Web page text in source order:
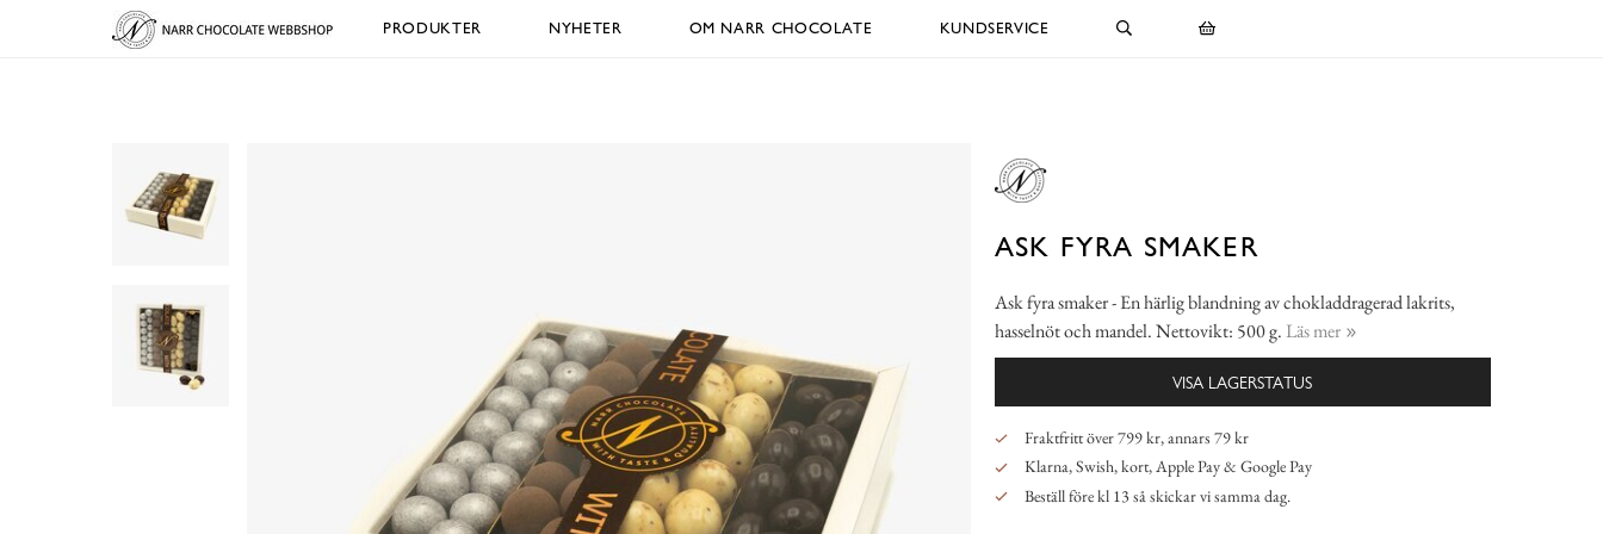
PRODUKTER NYHETER OM NARR CHOCOLATE KUNDSERVICE
ASK FYRA SMAKER
Ask fyra smaker - En härlig blandning av chokladdragerad lakrits,
hasselnöt och mandel. Nettovikt: 500 g. Läs mer
VISA LAGERSTATUS
Fraktfritt över 799 kr, annars 79 kr
Klarna, Swish, kort, Apple Pay & Google Pay
Beställ före kl 13 så skickar vi samma dag.